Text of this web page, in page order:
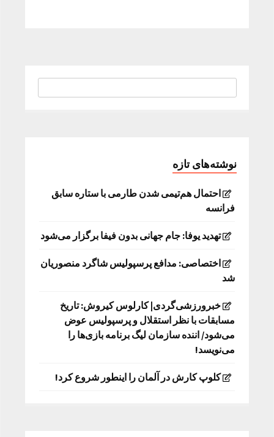
نوشته‌های تازه
احتمال هم‌تیمی شدن طارمی با ستاره سابق
فرانسه
تهدید یوفا: جام جهانی بدون فیفا برگزار می‌شود
اختصاصی: مدافع پرسپولیس شاگرد منصوریان
شد
خبرورزشی‌گردی| کارلوس کیروش: تاریخ
مسابقات با نظر استقلال و پرسپولیس عوض
می‌شود/ اننده سازمان لیگ برنامه بازی‌ها را
می‌نویسد!
کلوپ کارش در آلمان را اینطور شروع کرد!